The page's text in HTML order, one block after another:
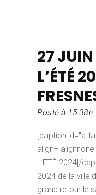
27 JUIN
L’ÉTÉ
Posté à 15:38h
[caption
L’ÉTÉ 2024[/
2024 de la ville
grand retour le